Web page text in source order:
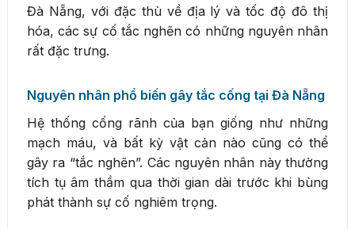
Đà Nẵng, với đặc thù về địa lý và tốc độ đô thị
hóa, các sự cố tắc nghẽn có những nguyên nhân
rất đặc trưng.
Nguyên nhân phổ biến gây tắc cống tại Đà Nẵng
Hệ thống cống rãnh của bạn giống như những
mạch máu, và bất kỳ vật cản nào cũng có thể
gây ra “tắc nghẽn”. Các nguyên nhân này thường
tích tụ âm thầm qua thời gian dài trước khi bùng
phát thành sự cố nghiêm trọng.